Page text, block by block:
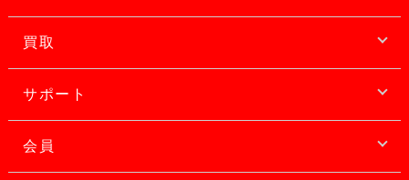
買取
サポート
会員